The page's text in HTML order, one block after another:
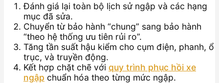
Đánh giá lại toàn bộ lịch sử ngập và các hạng
mục đã sửa.
Chuyển từ bảo hành “chung” sang bảo hành
“theo hệ thống ưu tiên rủi ro”.
Tăng tần suất hậu kiểm cho cụm điện, phanh, ổ
trục, và truyền động.
Kết hợp chặt chẽ với quy trình phục hồi xe
ngập chuẩn hóa theo từng mức ngập.